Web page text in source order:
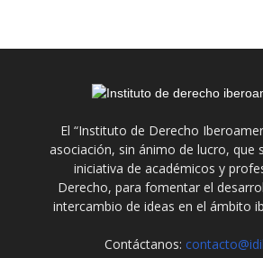
El “Instituto de Derecho
asociación, sin ánimo de lucro, que
iniciativa de académicos y
Derecho, para fomentar el
intercambio de ideas en el ámbito
Contáctanos: